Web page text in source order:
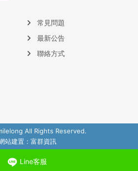
常見問題
最新公告
聯絡方式
All Rights Reserved.
站建置： 富群資訊
Line客服